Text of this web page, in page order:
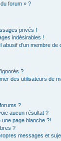
du forum » ?
privés !
indésirables !
d’un membre de
?
des utilisateurs de
?
aucun résultat ?
page blanche ?!
?
messages et